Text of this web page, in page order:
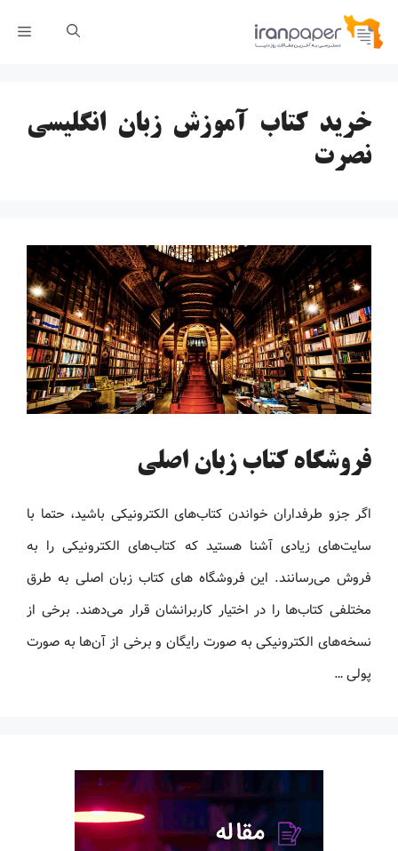
پرش
خرید کتاب آموزش زبان انگلیسی
نصرت
فروشگاه کتاب زبان اصلی
اگر جزو طرفداران خواندن کتاب‌های الکترونیکی باشید، حتما با
سایت‌های زیادی آشنا هستید که کتاب‌های الکترونیکی را به
فروش می‌رسانند. این فروشگاه های کتاب زبان اصلی به طرق
مختلفی کتاب‌ها را در اختیار کاربرانشان قرار می‌دهند. برخی از
نسخه‌های الکترونیکی به صورت رایگان و برخی از آن‌ها به صورت
پولی …